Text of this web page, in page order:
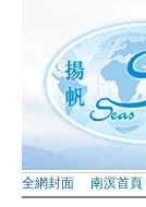
全網封面 南溟首頁